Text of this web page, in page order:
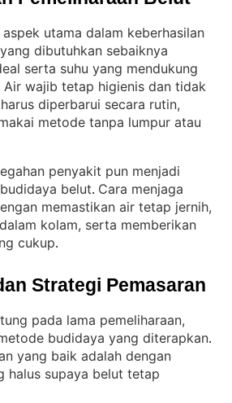
utama dalam keberhasilan
dibutuhkan sebaiknya
serta suhu yang mendukung
Air wajib tetap higienis dan tidak
diperbarui secara rutin,
metode tanpa lumpur atau
penyakit pun menjadi
belut. Cara menjaga
memastikan air tetap jernih,
kolam, serta memberikan
cukup.
Strategi Pemasaran
pada lama pemeliharaan,
budidaya yang diterapkan
yang baik adalah dengan
halus supaya belut tetap